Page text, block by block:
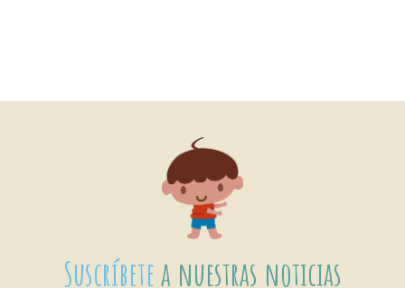
Suscríbetea nuestras noticias